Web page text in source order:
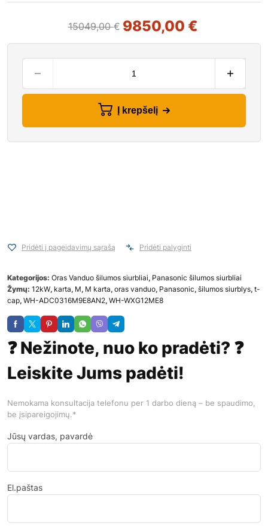
15049,00€ 9850,00 €
Į krepšelį
Pridėti į pageidavimų sąrašą Pridėti palyginti
Kategorijos: Oras Vanduo šilumos siurbliai, Panasonic šilumos siurbliai
Žymų: 12kW, karta, M, M karta, oras vanduo, Panasonic, šilumos siurblys, t-
cap, WH-ADC0316M9E8AN2, WH-WXG12ME8
❓ Nežinote, nuo ko pradėti? ❓
Leiskite Jums padėti!
Nemokama konsultacija telefonu per 1 darbo dieną – be spaudimo,
be įsipareigojimų.*
Jūsų vardas, pavardė
El.paštas